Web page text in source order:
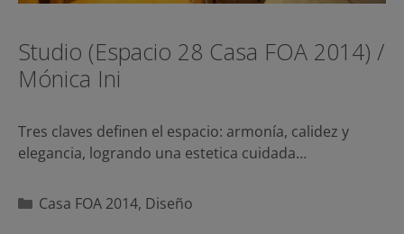
Studio (Espacio 28 Casa FOA 2014) /
Mónica Ini
Tres claves definen el espacio: armonía, calidez y
elegancia, logrando una estetica cuidada…
Categorías
Casa FOA 2014, Diseño